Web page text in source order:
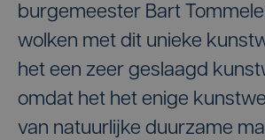
burgemeester Bart
wolken met dit unieke
het een zeer geslaagd
omdat het het enige
van natuurlijke duurzame